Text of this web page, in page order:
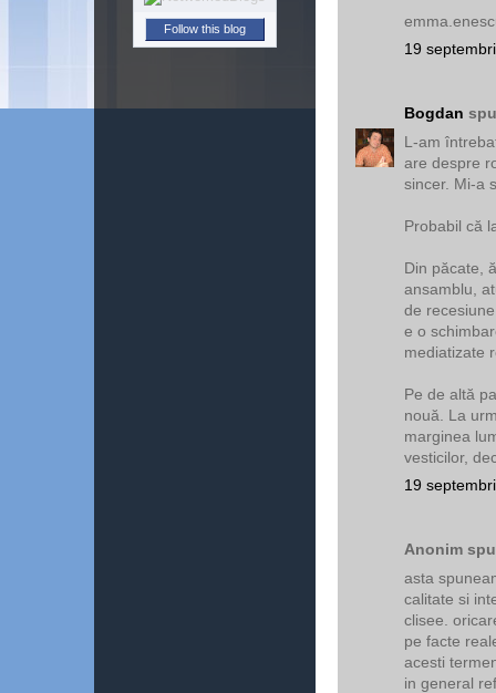
19
Bogdan
L-am
are despre
sincer. Mi-a
Probabil că
Din păcate,
ansamblu,
de
e o
mediatizate
Pe de altă
nouă. La
marginea
vesticilor,
19
Anonim
asta
calitate si
clisee.
pe facte
acesti
in general
Follow this blog